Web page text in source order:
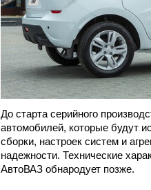
До старта серийного
автомобилей, которые будут
сборки, настроек систем и
надежности. Технические
АвтоВАЗ обнародует позже.